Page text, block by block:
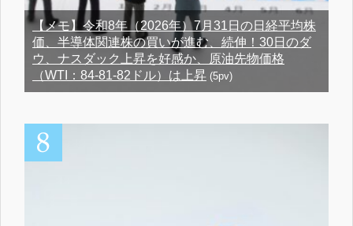
【メモ】令和8年（2026年）7月31日の日経平均株
価、半導体関連株の買いが進む、続伸！30日のダ
ウ、ナスダック上昇を好感か、原油先物価格
（WTI：84-81-82ドル）は上昇 (5pv)